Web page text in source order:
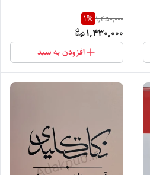
1,450,000
1%
1,430,000
افزودن به سبد